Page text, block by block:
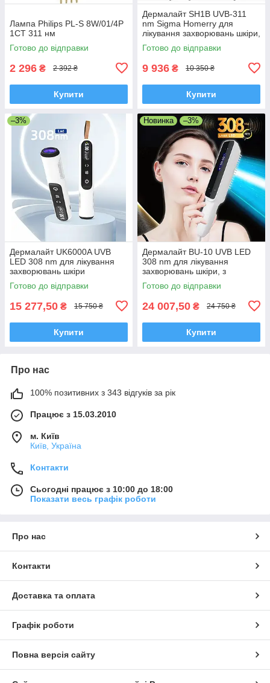
Лампа Philips PL-S 8W/01/4P
1CT 311 нм
Готово до відправки
2 296 ₴ 2 392 ₴
Купити
Дермалайт SH1B UVB-311
nm Sigma Homerry для
лікування захворювань шкіри,
з вбудованим таймером, без
гребеня
Готово до відправки
9 936 ₴ 10 350 ₴
Купити
–3%
Дермалайт UK6000A UVB
LED 308 nm для лікування
захворювань шкіри
Готово до відправки
15 277,50 ₴ 15 750 ₴
Купити
Новинка –3%
Дермалайт BU-10 UVB LED
308 nm для лікування
захворювань шкіри, з
гребенем, з вбудованим
таймером
Готово до відправки
24 007,50 ₴ 24 750 ₴
Купити
Про нас
100% позитивних з 343 відгуків за рік
Працює з 15.03.2010
м. Київ
Київ, Україна
Контакти
Сьогодні працює з 10:00 до 18:00
Показати весь графік роботи
Про нас
Контакти
Доставка та оплата
Графік роботи
Повна версія сайту